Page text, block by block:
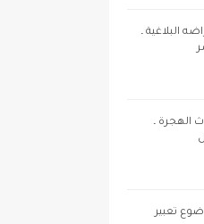
البلاغية ـ
الهجرة ـ
تعبير